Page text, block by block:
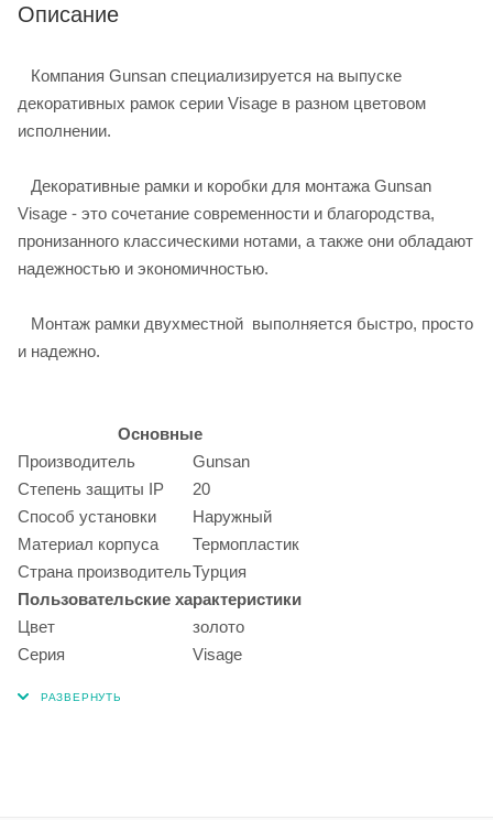
Описание
Компания Gunsan специализируется на выпуске
декоративных рамок серии Visage в разном цветовом
исполнении.
Декоративные рамки и коробки для монтажа Gunsan
Visage - это сочетание современности и благородства,
пронизанного классическими нотами, а также они обладают
надежностью и экономичностью.
Монтаж рамки двухместной выполняется быстро, просто
и надежно.
Основные
Производитель
Gunsan
Степень защиты IP
20
Способ установки
Наружный
Материал корпуса
Термопластик
Страна производительТурция
Пользовательские характеристики
Цвет
золото
Серия
Visage